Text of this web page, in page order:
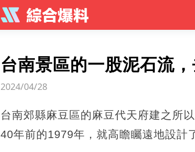
台南景區的一股泥石流
2024/04/28
台南郊縣麻豆區的麻豆代天府建之所
40年前的1979年，就高瞻矚遠地設計